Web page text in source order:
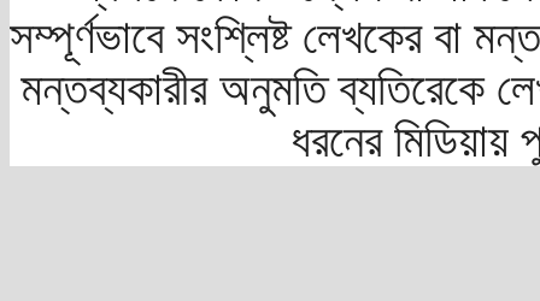
সম্পূর্ণভাবে সংশ্লিষ্ট লেখকের বা
মন্তব্যকারীর অনুমতি ব্যতিরেকে
ধরনের মিডিয়ায়